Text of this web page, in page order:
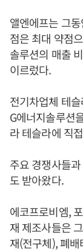
앨엔에프는 그
점은 최대 약점
솔루션의 매출
이르렀다.
전기차업체 테
G에너지솔루션
라 테슬라에 직
주요 경쟁사들
도 받아왔다.
에코프로비엠,
재 제조사들은
재(전구체), 폐